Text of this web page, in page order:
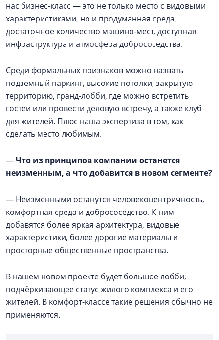
нас бизнес-класс — это не только место с видовыми
характеристиками, но и продуманная среда,
достаточное количество машино-мест, доступная
инфраструктура и атмосфера добрососедства.
Среди формальных признаков можно назвать
подземный паркинг, высокие потолки, закрытую
территорию, гранд-лобби, где можно встретить
гостей или провести деловую встречу, а также клуб
для жителей. Плюс наша экспертиза в том, как
сделать место любимым.
—Что из принципов компании останется
неизменным, а что добавится в новом сегменте?
— Неизменными останутся человекоцентричность,
комфортная среда и добрососедство. К ним
добавятся более яркая архитектура, видовые
характеристики, более дорогие материалы и
просторные общественные пространства.
В нашем новом проекте будет большое лобби,
подчёркивающее статус жилого комплекса и его
жителей. В комфорт-классе такие решения обычно не
применяются.